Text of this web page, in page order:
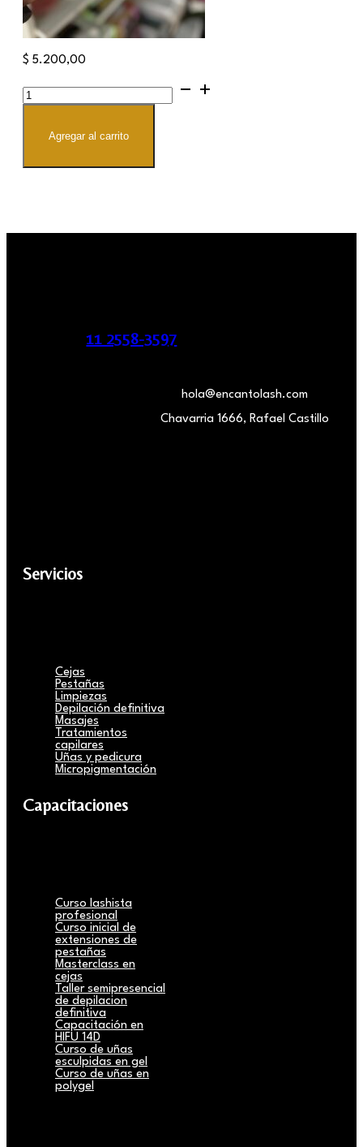
$ 5.200,00
Polvo
aurora
x
cantidadAgregar al carrito
11 2558-3597
hola@encantolash.com
Chavarria 1666, Rafael Castillo
Servicios
Cejas
Pestañas
Limpiezas
Depilación definitiva
Masajes
Tratamientos
capilares
Uñas y pedicura
Micropigmentación
Capacitaciones
Curso lashista
profesional
Curso inicial de
extensiones de
pestañas
Masterclass en
cejas
Taller semipresencial
de depilacion
definitiva
Capacitación en
HIFU 14D
Curso de uñas
esculpidas en gel
Curso de uñas en
polygel